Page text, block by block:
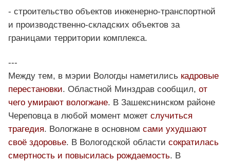
- строительство объектов инженерно-транспортной
и производственно-складских объектов за
границами территории комплекса.
---
Между тем, в мэрии Вологды наметились кадровые
перестановки. Областной Минздрав сообщил, от
чего умирают вологжане. В Зашекснинском районе
Череповца в любой момент может случиться
трагедия. Вологжане в основном сами ухудшают
своё здоровье. В Вологодской области сократилась
смертность и повысилась рождаемость. В